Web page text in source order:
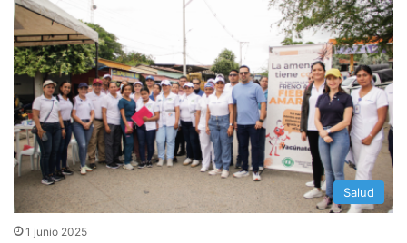
Salud
1 junio 2025